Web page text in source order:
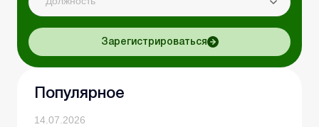
Зарегистрироваться
Популярное
14.07.2026